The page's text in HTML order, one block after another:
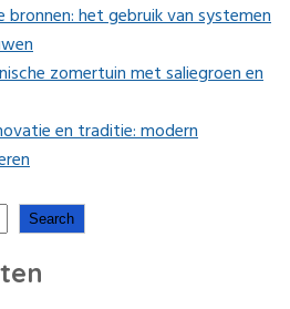
bronnen: het gebruik van systemen
zomertuin met saliegroen en
en traditie: modern
Search